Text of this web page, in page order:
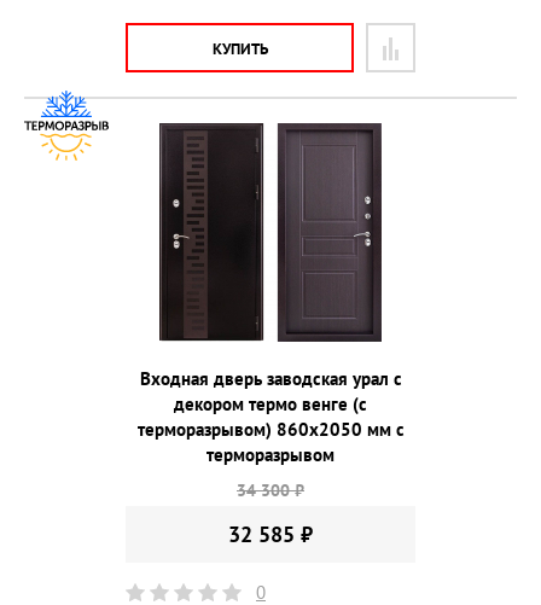
КУПИТЬ
Входная дверь заводская урал с
декором термо венге (с
терморазрывом) 860х2050 мм с
терморазрывом
34 300 ₽
32 585 ₽
0